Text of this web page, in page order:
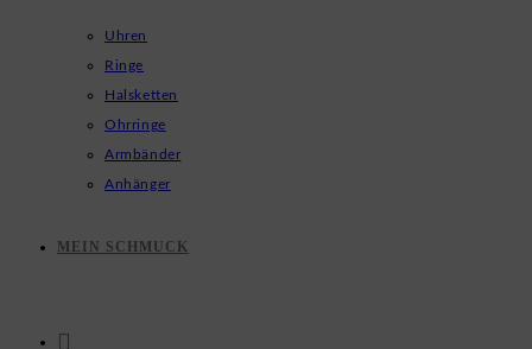
Uhren
Ringe
Halsketten
Ohrringe
Armbänder
Anhänger
MEIN SCHMUCK